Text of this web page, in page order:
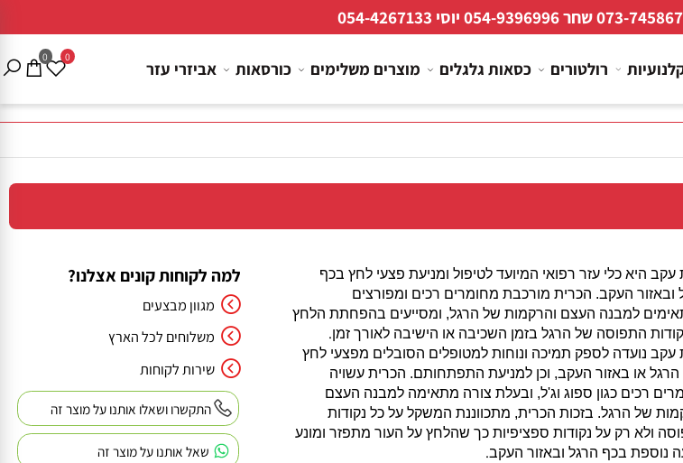
073-שחר054-9396996יוסי054-4267133
0 0
רולטורים כסאות גלגלים מוצרים משלימים כורסאות אביזרי עזר
היא כלי עזר רפואי המיועד לטיפול ומניעת פצעי לחץ בכף
העקב. הכרית מורכבת מחומרים רכים ומפורצים
למבנה העצם והרקמות של הרגל, ומסייעים בהפחתת הלחץ
התפוסה של הרגל בזמן השכיבה או הישיבה לאורך זמן.
נועדה לספק תמיכה ונוחות למטופלים הסובלים מפצעי לחץ
או באזור העקב, וכן למניעת התפתחותם. הכרית עשויה
רכים כגון ספוג וג'ל, ובעלת צורה מתאימה למבנה העצם
של הרגל. בזכות הכרית, מתכווננת המשקל על כל נקודות
רק על נקודות ספציפיות כך שהלחץ על העור מתפזר ומונע
למה לקוחות קונים אצלנו?
מגוון מבצעים
משלוחים לכל הארץ
שירות לקוחות
התקשרו ושאלו אותנו על מוצר זה